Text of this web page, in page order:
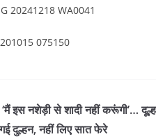
‘मैं इस नशेड़ी से शादी नहीं करूंगी’…
दुल्हन, नहीं लिए सात फेरे